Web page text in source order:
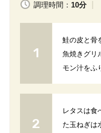
調理時間： 10分
鮭の皮と骨
魚焼きグリ
モン汁をふ
レタスは食
た玉ねぎは